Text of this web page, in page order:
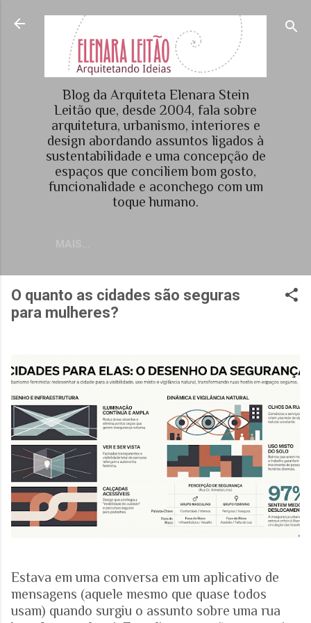
Pular para o conteúdo principal
Blog da Arquiteta Elenara Stein
Leitão que, desde 2004, fala sobre
arquitetura, urbanismo, interiores e
design abordando assuntos ligados à
sustentabilidade e uma concepção de
espaços que conciliem bom gosto,
funcionalidade e aconchego com um
toque humano.
O quanto as cidades são seguras
para mulheres?
Estava em uma conversa em um aplicativo de
mensagens (aquele mesmo que quase todos
usam) quando surgiu o assunto sobre uma rua